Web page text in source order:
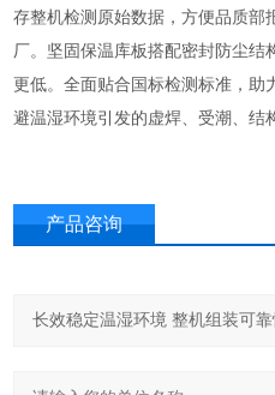
存整机检测原始数据，方便品质部
厂。坚固保温库板搭配密封防尘结
更低。全面贴合国标检测标准，助
避温湿环境引发的虚焊、受潮、结
产品咨询